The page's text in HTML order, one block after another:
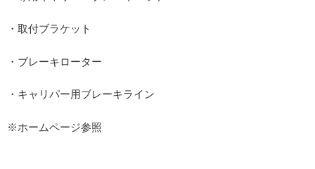
・取付ブラケット
・ブレーキローター
・キャリパー用ブレーキライン
※ホームページ参照